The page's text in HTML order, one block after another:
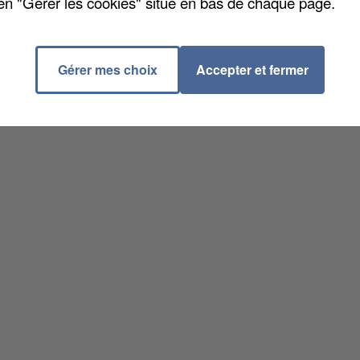
Gérer mes choix Accepter et fermer